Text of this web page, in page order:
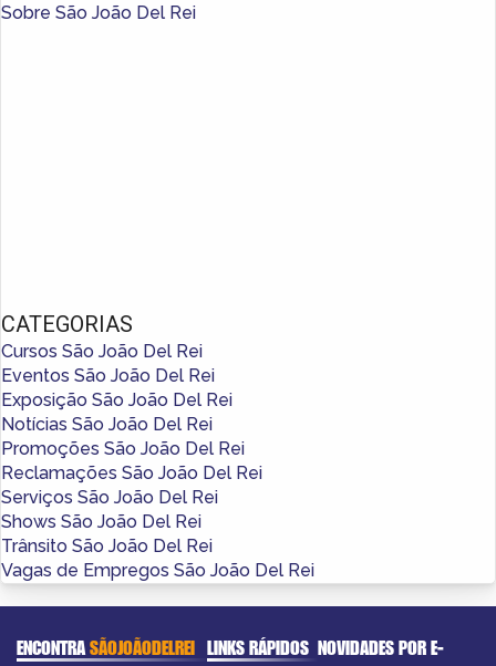
Sobre São João Del Rei
CATEGORIAS
Cursos São João Del Rei
Eventos São João Del Rei
Exposição São João Del Rei
Notícias São João Del Rei
Promoções São João Del Rei
Reclamações São João Del Rei
Serviços São João Del Rei
Shows São João Del Rei
Trânsito São João Del Rei
Vagas de Empregos São João Del Rei
ENCONTRASÃOJOÃODELREI LINKS RÁPIDOS NOVIDADES POR E-